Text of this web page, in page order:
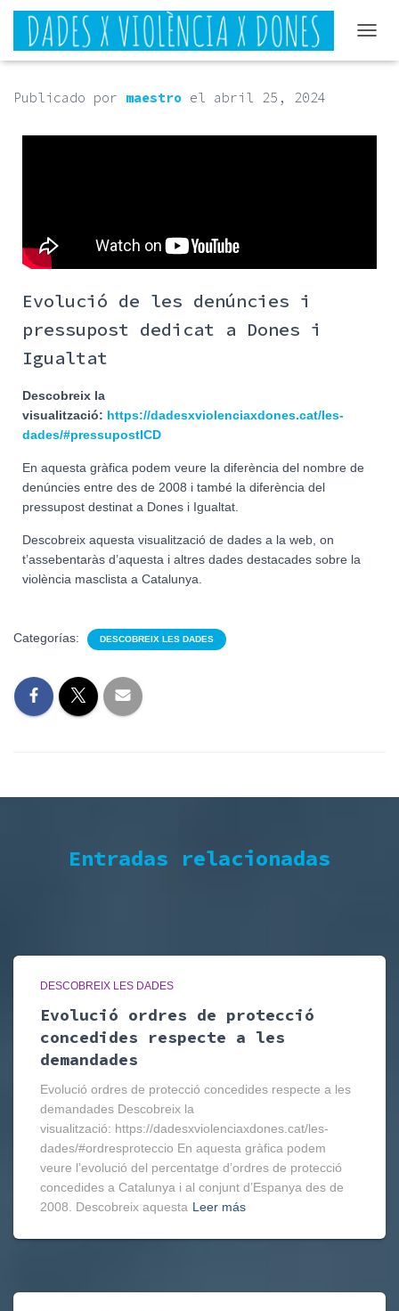
Publicado por maestro el abril 25, 2024
Evolució de les denúncies i
pressupost dedicat a Dones i
Igualtat
Descobreix la
visualització: https://dadesxviolenciaxdones.cat/les-
dades/#pressupostICD
En aquesta gràfica podem veure la diferència del nombre de
denúncies entre des de 2008 i també la diferència del
pressupost destinat a Dones i Igualtat.
Descobreix aquesta visualització de dades a la web, on
t’assebentaràs d’aquesta i altres dades destacades sobre la
violència masclista a Catalunya.
Categorías: DESCOBREIX LES DADES
Entradas relacionadas
DESCOBREIX LES DADES
Evolució ordres de protecció
concedides respecte a les
demandades
Evolució ordres de protecció concedides respecte a les
demandades Descobreix la
visualització: https://dadesxviolenciaxdones.cat/les-
dades/#ordresproteccio En aquesta gràfica podem
veure l’evolució del percentatge d’ordres de protecció
concedides a Catalunya i al conjunt d’Espanya des de
2008. Descobreix aquesta Leer más